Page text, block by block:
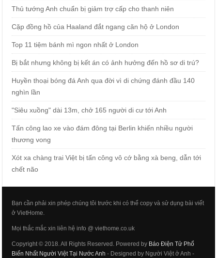
Thủ tướng Anh chuẩn bị giảm trợ cấp cho thanh niên
Cặp đồng hồ của Haaland đắt ngang căn hộ ở London
Top 11 tiệm bánh mì ngon nhất ở London
Bị bắt nhưng không bị kết án có ảnh hưởng đến hồ sơ di trú?
Huyền thoại bóng đá Anh qua đời vì di chứng đánh đầu 140
nghìn lần
"Siêu xuồng" dài 13m, chở 165 người di cư tới Anh
Tấn công lao xe vào đám đông tại Berlin khiến nhiều người
thương vong
Xót xa chàng trai Việt bị tấn công vô cớ bằng xà beng, dẫn tới
chết não
Bạn cần phải xin phép chúng tôi trước khi có thể copy và sử dụng bài viết
ở VietHome.
Mọi thắc mắc xin liên hệ info @ viethome.co.uk
Copyright © 2018. All Rights Reserved. Powered by Báo Điện Tử Phổ
Biến Nhất Người Việt Tại Nước Anh - Designed by Người Việt ở Anh -